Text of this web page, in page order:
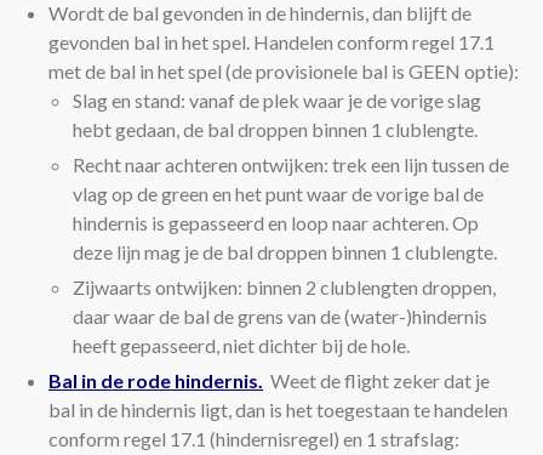
Wordt de bal gevonden in de hindernis, dan blijft de
gevonden bal in het spel. Handelen conform regel 17.1
met de bal in het spel (de provisionele bal is GEEN optie):
Slag en stand: vanaf de plek waar je de vorige slag
hebt gedaan, de bal droppen binnen 1 clublengte.
Recht naar achteren ontwijken: trek een lijn tussen de
vlag op de green en het punt waar de vorige bal de
hindernis is gepasseerd en loop naar achteren. Op
deze lijn mag je de bal droppen binnen 1 clublengte.
Zijwaarts ontwijken: binnen 2 clublengten droppen,
daar waar de bal de grens van de (water-)hindernis
heeft gepasseerd, niet dichter bij de hole.
Bal in de rode hindernis. Weet de flight zeker dat je
bal in de hindernis ligt, dan is het toegestaan te handelen
conform regel 17.1 (hindernisregel) en 1 strafslag: